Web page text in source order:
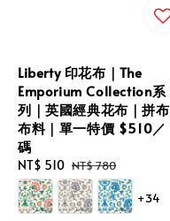
Liberty 印花布｜The
Emporium Collection系
列｜英國經典花布｜拼布
布料｜單一特價 $510／
碼
Sale
price
NT$ 510 Regular
price
NT$ 780
+34